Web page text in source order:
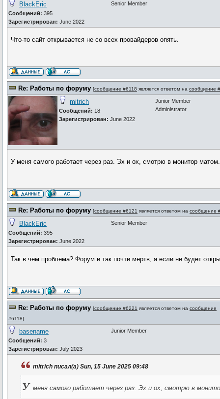
BlackEric
Сообщений: 395
Зарегистрирован: June 2022
Senior Member
Что-то сайт открывается не со всех провайдеров опять.
Re: Работы по форуму [сообщение #6118 является ответом на сообщение
mitrich
Сообщений: 18
Зарегистрирован: June 2022
Junior Member
Administrator
У меня самого работает через раз. Эх и ох, смотрю в монитор
Re: Работы по форуму [сообщение #6121 является ответом на сообщение
BlackEric
Сообщений: 395
Зарегистрирован: June 2022
Senior Member
Так в чем проблема? Форум и так почти мертв, а если не будет
Re: Работы по форуму [сообщение #6221 является ответом на сообщение
#6118]
basename
Сообщений: 3
Зарегистрирован: July 2023
Junior Member
mitrich писал(а) Sun, 15 June 2025 09:48
У меня самого работает через раз. Эх и ох, смотрю в